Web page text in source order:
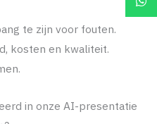
te zijn voor fouten.
kosten en kwaliteit.
in onze AI-presentatie